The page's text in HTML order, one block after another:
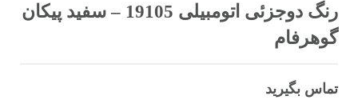
رنگ دوجزئی اتومبیلی 19105 – سفید پیکان
گوهرفام
تماس بگیرید